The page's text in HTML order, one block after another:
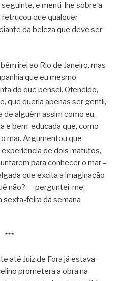
e menti-lhe sobre a
que qualquer
da beleza que deve ser
irei ao Rio de Janeiro, mas
que eu mesmo
do que pensei. Ofendido,
que queria apenas ser gentil,
de alguém assim como eu,
e bem-educada que, como
mar. Argumentou que
de dois matutos,
para conhecer o mar –
que excita a imaginação
não? — perguntei-me.
sexta-feira da semana
***
até Juiz de Fora já estava
prometera a obra na